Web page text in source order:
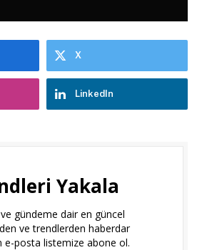
X
LinkedIn
Yakala
gündeme dair en güncel
ve trendlerden haberdar
e-posta listemize abone ol.